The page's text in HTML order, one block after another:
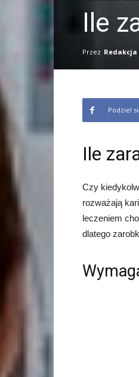
Ile
Przez Redakcja
Podziel
Ile
Czy
rozważają
leczeniem
dlatego